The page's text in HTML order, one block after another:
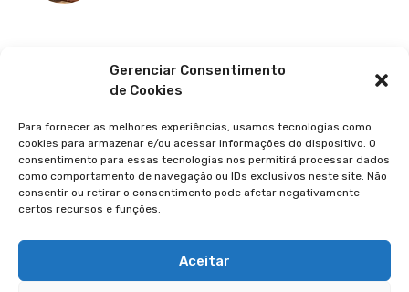
Gerenciar Consentimento
de Cookies
Para fornecer as melhores experiências, usamos tecnologias como
cookies para armazenar e/ou acessar informações do dispositivo. O
consentimento para essas tecnologias nos permitirá processar dados
como comportamento de navegação ou IDs exclusivos neste site. Não
consentir ou retirar o consentimento pode afetar negativamente
certos recursos e funções.
Aceitar
Facebook
Youtube
Pinterest